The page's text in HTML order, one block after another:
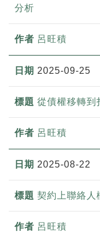
分析
呂旺積
2025-09-25
從債權移轉到
呂旺積
2025-08-22
契約上聯絡人
呂旺積